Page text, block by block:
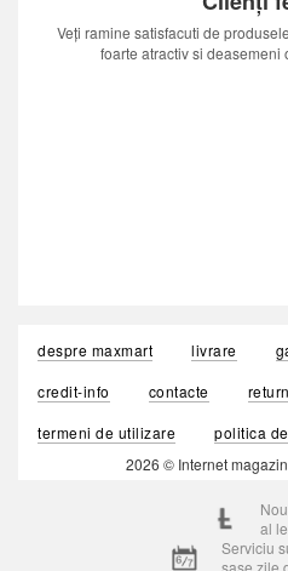
Veți ramine satisfacuti de
foarte atractiv si deasemeni
despre maxmart livrare
credit-info
contacte
termeni de utilizare
politica
2026 © Internet
al
Serviciu
șase zile